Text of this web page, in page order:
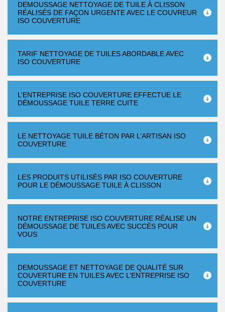
DEMOUSSAGE NETTOYAGE DE TUILE À CLISSON
RÉALISÉS DE FAÇON URGENTE AVEC LE COUVREUR
ISO COUVERTURE
TARIF NETTOYAGE DE TUILES ABORDABLE AVEC
ISO COUVERTURE
L’ENTREPRISE ISO COUVERTURE EFFECTUE LE
DÉMOUSSAGE TUILE TERRE CUITE
LE NETTOYAGE TUILE BÉTON PAR L’ARTISAN ISO
COUVERTURE
LES PRODUITS UTILISÉS PAR ISO COUVERTURE
POUR LE DÉMOUSSAGE TUILE À CLISSON
NOTRE ENTREPRISE ISO COUVERTURE RÉALISE UN
DÉMOUSSAGE DE TUILES AVEC SUCCÈS POUR
VOUS
DEMOUSSAGE ET NETTOYAGE DE QUALITÉ SUR
COUVERTURE EN TUILES AVEC L’ENTREPRISE ISO
COUVERTURE